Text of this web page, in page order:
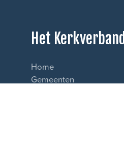
Het Kerkverband
Home
Gemeenten